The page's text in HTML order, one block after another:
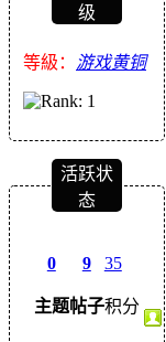
级
等級： 游戏黄铜
活跃状
态
0
主题
9
帖子
35
积分